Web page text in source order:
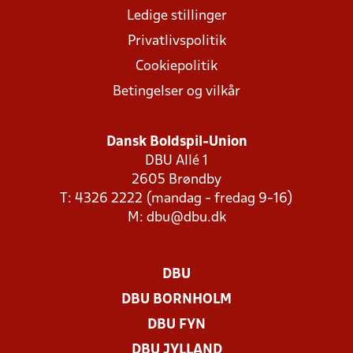
Ledige stillinger
Privatlivspolitik
Cookiepolitik
Betingelser og vilkår
Dansk Boldspil-Union
DBU Allé 1
2605 Brøndby
T: 4326 2222 (mandag - fredag 9-16)
M: dbu@dbu.dk
DBU
DBU BORNHOLM
DBU FYN